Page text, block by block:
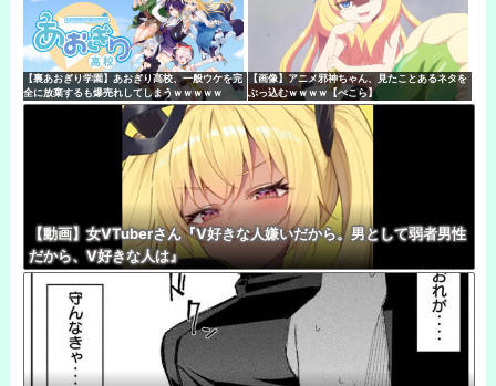
【裏あおぎり学園】あおぎり高校、一般ウケを完
全に放棄するも爆売れしてしまうｗｗｗｗｗ
【画像】アニメ邪神ちゃん、見たことあるネタを
ぶっ込むｗｗｗｗ【ぺこら】
【動画】女VTuberさん『V好きな人嫌いだから。男として弱者男性
だから、V好きな人は』